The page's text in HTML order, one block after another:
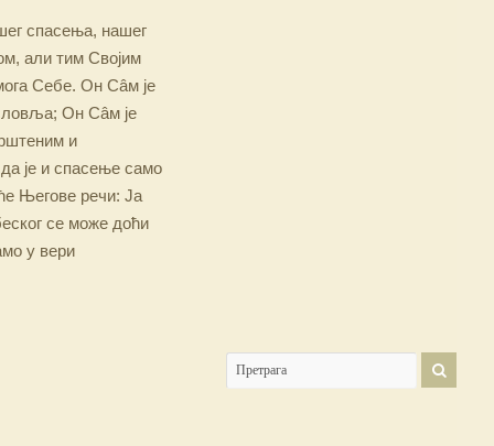
спасења, нашег
али тим Својим
Себе. Он Сâм је
Он Сâм је
и
је и спасење само
Његове речи: Ја
се може доћи
у вери